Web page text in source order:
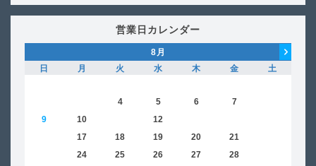
営業日カレンダー
8 月
日
月 火 水 木 金
土
4 5 6 7
9
10 12
17 18 19 20 21
24 25 26 27 28